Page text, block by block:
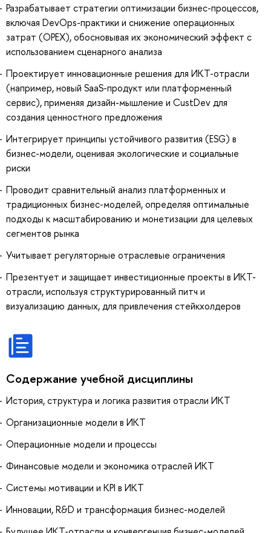
Разрабатывает стратегии оптимизации бизнес-процессов,
включая DevOps-практики и снижение операционных
затрат (OPEX), обосновывая их экономический эффект с
использованием сценарного анализа
Проектирует инновационные решения для ИКТ-отрасли
(например, новый SaaS-продукт или платформенный
сервис), применяя дизайн-мышление и CustDev для
создания ценностного предложения
Интегрирует принципы устойчивого развития (ESG) в
бизнес-модели, оценивая экологические и социальные
риски
Проводит сравнительный анализ платформенных и
традиционных бизнес-моделей, определяя оптимальные
подходы к масштабированию и монетизации для целевых
сегментов рынка
Учитывает регуляторные отраслевые ограничения
Презентует и защищает инвестиционные проекты в ИКТ-
отрасли, используя структурированный питч и
визуализацию данных, для привлечения стейкхолдеров
Содержание учебной дисциплины
История, структура и логика развития отрасли ИКТ
Организационные модели в ИКТ
Операционные модели и процессы
Финансовые модели и экономика отраслей ИКТ
Системы мотивации и KPI в ИКТ
Инновации, R&D и трансформация бизнес-моделей